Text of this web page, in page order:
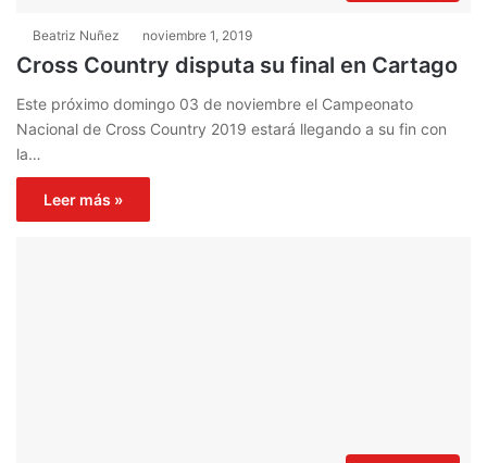
Beatriz Nuñez noviembre 1, 2019
Cross Country disputa su final en Cartago
Este próximo domingo 03 de noviembre el Campeonato
Nacional de Cross Country 2019 estará llegando a su fin con
la…
Leer más »